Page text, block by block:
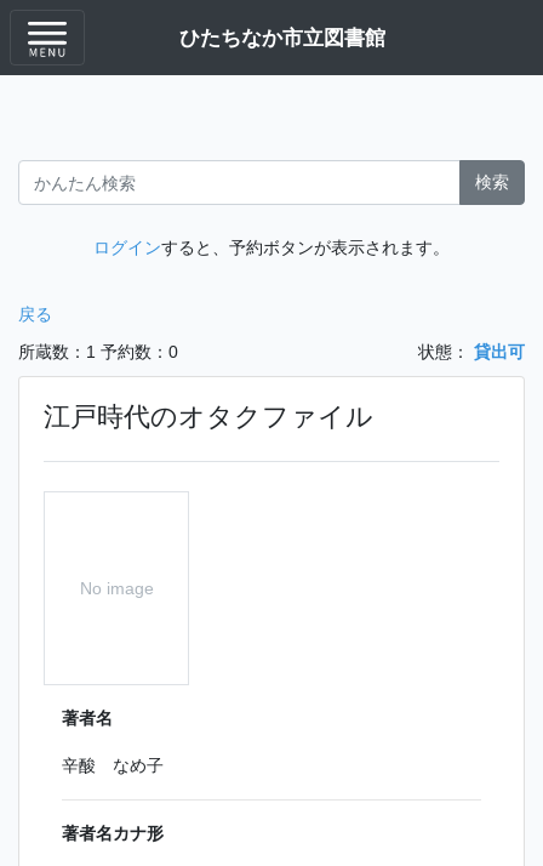
ひたちなか市立図書館
検索
ログインすると、予約ボタンが表示されます。
戻る
所蔵数：1 予約数：0 状態： 貸出可
江戸時代のオタクファイル
No image
著者名
辛酸 なめ子
著者名カナ形